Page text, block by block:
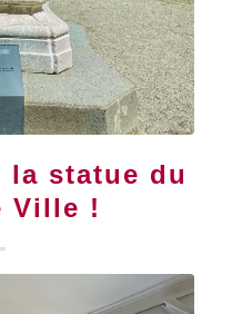
la statue du
Ville !